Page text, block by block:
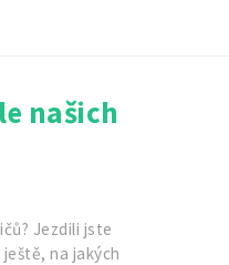
našich
Jezdili jste
na jakých